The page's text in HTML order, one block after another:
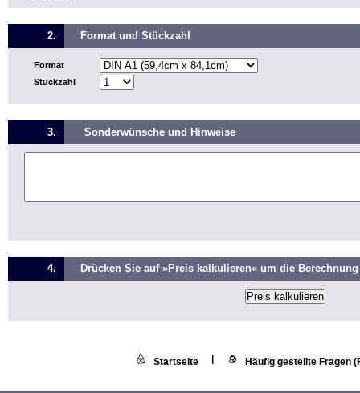
2. Format und Stückzahl
Format
Stückzahl
3. Sonderwünsche und Hinweise
4. Drücken Sie auf »Preis kalkulieren« um die
Startseite Häufig gestellte Fragen